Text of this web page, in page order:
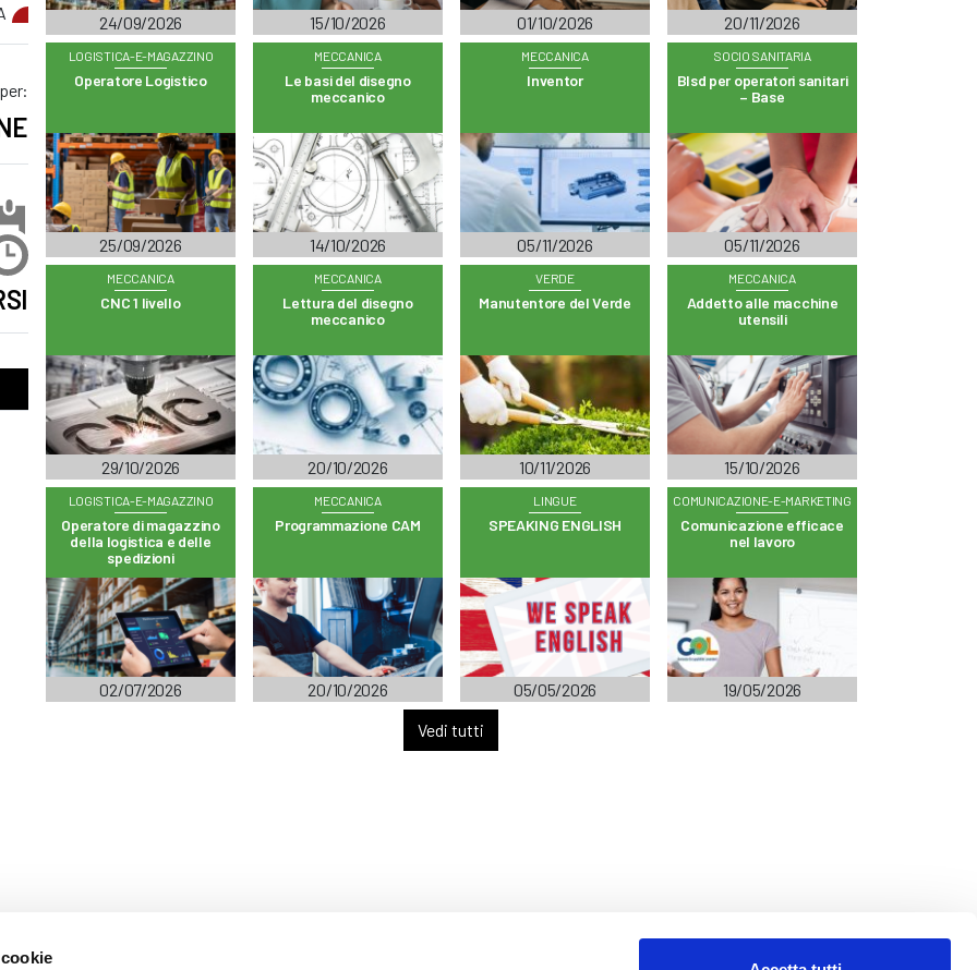
24/09/2026 15/10/2026 01/10/2026 20/11/2026
LOGISTICA-E-MAGAZZINO
Operatore Logistico
25/09/2026
MECCANICA
Le basi del disegno
meccanico
14/10/2026
MECCANICA
Inventor
05/11/2026
SOCIO SANITARIA
Blsd per operatori sanitari
– Base
05/11/2026
MECCANICA
CNC 1 livello
29/10/2026
MECCANICA
Lettura del disegno
meccanico
20/10/2026
VERDE
Manutentore del Verde
10/11/2026
MECCANICA
Addetto alle macchine
utensili
15/10/2026
LOGISTICA-E-MAGAZZINO
Operatore di magazzino
della logistica e delle
spedizioni
02/07/2026
MECCANICA
Programmazione CAM
20/10/2026
LINGUE
SPEAKING ENGLISH
05/05/2026
COMUNICAZIONE-E-MARKETING
Comunicazione efficace
nel lavoro
19/05/2026
Vedi tutti